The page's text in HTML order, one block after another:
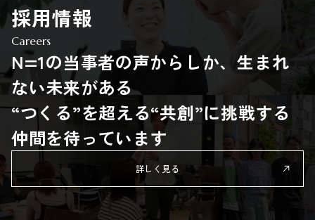
採用情報
Careers
N=1の当事者の声からしか、生まれ
ない未来がある
“つくる”を超える“共創”に挑戦する
仲間を待っています
詳しく見る